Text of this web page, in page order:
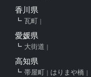
香川県
瓦町
愛媛県
大街道
高知県
帯屋町 はりまや橋